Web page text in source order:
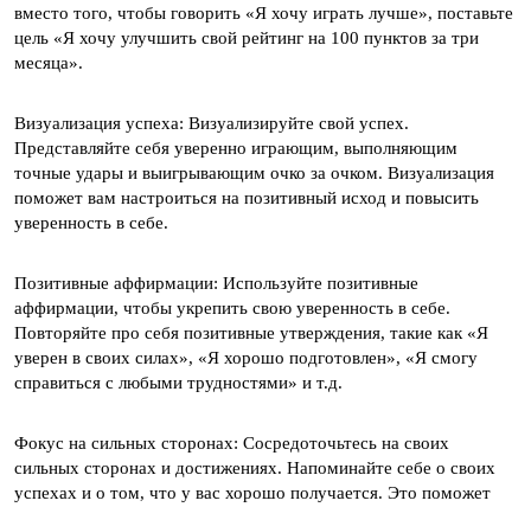
вместо того, чтобы говорить «Я хочу играть лучше», поставьте
цель «Я хочу улучшить свой рейтинг на 100 пунктов за три
месяца».
Визуализация успеха: Визуализируйте свой успех.
Представляйте себя уверенно играющим, выполняющим
точные удары и выигрывающим очко за очком. Визуализация
поможет вам настроиться на позитивный исход и повысить
уверенность в себе.
Позитивные аффирмации: Используйте позитивные
аффирмации, чтобы укрепить свою уверенность в себе.
Повторяйте про себя позитивные утверждения, такие как «Я
уверен в своих силах», «Я хорошо подготовлен», «Я смогу
справиться с любыми трудностями» и т.д.
Фокус на сильных сторонах: Сосредоточьтесь на своих
сильных сторонах и достижениях. Напоминайте себе о своих
успехах и о том, что у вас хорошо получается. Это поможет